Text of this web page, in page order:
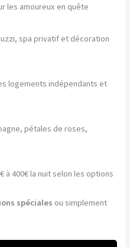
les amoureux en quête
spa privatif et décoration
logements indépendants et
pétales de roses,
à 400€ la nuit selon les options
spéciales ou simplement